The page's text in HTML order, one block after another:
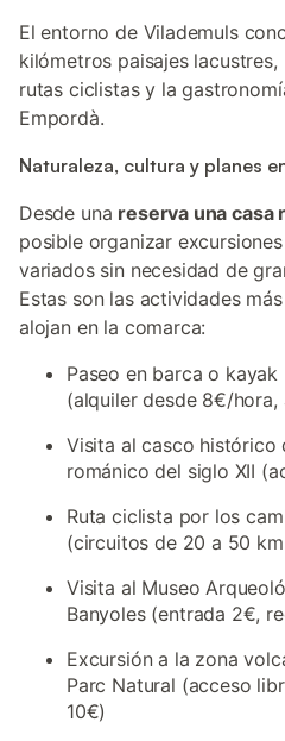
El entorno de Vilademuls
kilómetros paisajes
rutas ciclistas y la
Empordà.
Naturaleza, cultura y planes
Desde una reserva una casa
posible organizar
variados sin necesidad de
Estas son las actividades
alojan en la comarca:
Paseo en barca o
(alquiler desde 8€/
Visita al casco histórico
románico del siglo XII
Ruta ciclista por los
(circuitos de 20 a 50
Visita al Museo
Banyoles (entrada 2€,
Excursión a la zona
Parc Natural (acceso
10€)